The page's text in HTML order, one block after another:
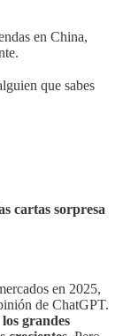
en China,
que sabes
cartas sorpresa
en 2025,
de ChatGPT.
grandes